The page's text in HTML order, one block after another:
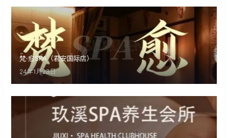
梵·愈SPA（君安国际店）
24年1月23日